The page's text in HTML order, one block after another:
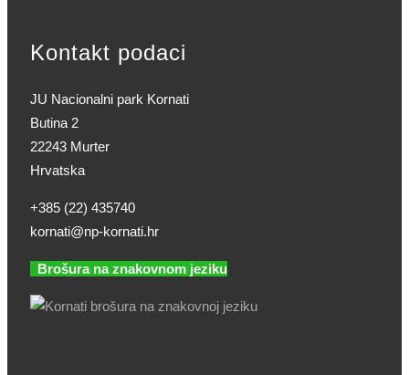
Kontakt podaci
JU Nacionalni park Kornati
Butina 2
22243 Murter
Hrvatska
+385 (22) 435740
kornati@np-kornati.hr
Brošura na znakovnom jeziku